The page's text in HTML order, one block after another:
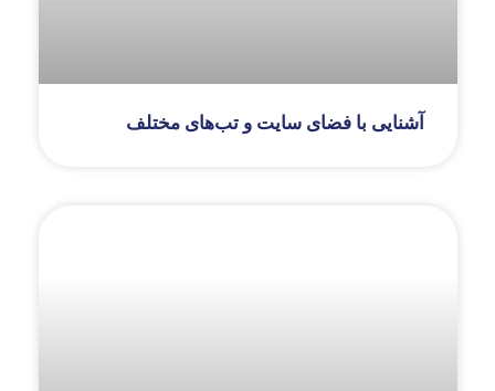
آشنایی با فضای سایت و تب‌های مختلف